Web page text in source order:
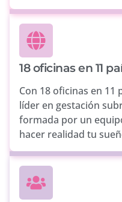
18 oficinas en 11
Con 18 oficinas en 11
líder en gestación
formada por un
hacer realidad tu